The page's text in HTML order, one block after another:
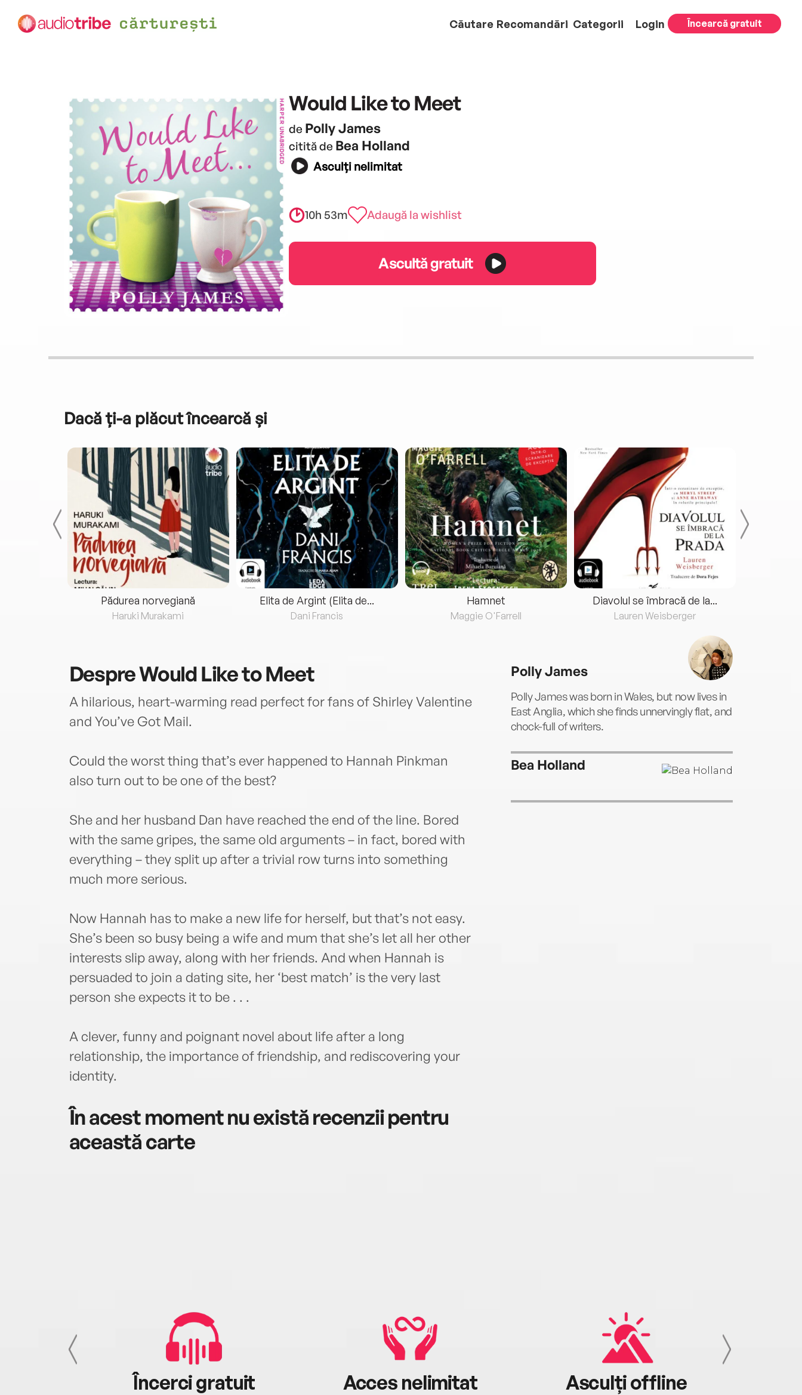
Căutare Recomandări Categorii Login Încearcă gratuit
Would Like to Meet
de Polly James
citită de Bea Holland
Asculți nelimitat
10h 53m Adaugă la wishlist
Ascultă gratuit
Dacă ți-a plăcut încearcă și
Pădurea norvegiană
Haruki Murakami
Elita de Argint (Elita de...
Dani Francis
Hamnet
Maggie O'Farrell
Diavolul se îmbracă de la...
Lauren Weisberger
DespreWould Like to Meet
A hilarious, heart-warming read perfect for fans of Shirley Valentine
and You’ve Got Mail.
Could the worst thing that’s ever happened to Hannah Pinkman
also turn out to be one of the best?
She and her husband Dan have reached the end of the line. Bored
with the same gripes, the same old arguments – in fact, bored with
everything – they split up after a trivial row turns into something
much more serious.
Now Hannah has to make a new life for herself, but that’s not easy.
She’s been so busy being a wife and mum that she’s let all her other
interests slip away, along with her friends. And when Hannah is
persuaded to join a dating site, her ‘best match’ is the very last
person she expects it to be . . .
A clever, funny and poignant novel about life after a long
relationship, the importance of friendship, and rediscovering your
identity.
În acest moment nu există recenzii pentru
această carte
Polly James
Polly James was born in Wales, but now lives in
East Anglia, which she finds unnervingly flat, and
chock-full of writers.
Bea Holland
Încerci gratuit Acces nelimitat Asculți offline